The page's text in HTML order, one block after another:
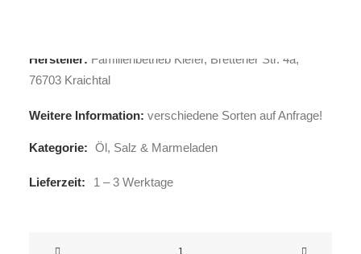
Hersteller: Familienbetrieb Kiefer, Brettener Str. 4a,
76703 Kraichtal
Weitere Information: verschiedene Sorten auf Anfrage!
Kategorie: Öl, Salz & Marmeladen
Lieferzeit: 1 – 3 Werktage